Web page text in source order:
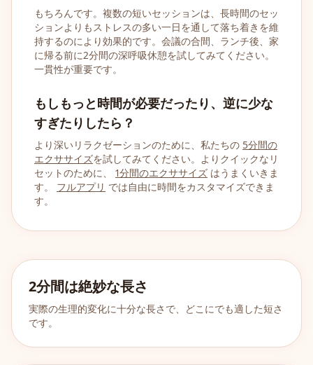
もちろんです。複数の短いセッションは、長時間のセッ
ションよりもストレスの多い一日を通して落ち着きを維
持するのにより効果的です。会議の合間、ランチ後、家
に帰る前に2分間の深呼吸休憩を試してみてください。
一貫性が重要です。
もしもっと時間が必要だったり、逆に少な
すぎたりしたら？
より深いリラクゼーションのために、私たちの 5分間の
エクササイズを試してみてください。よりクイックなリ
セットのために、 1分間のエクササイズ はうまくいきま
す。 フルアプリ では自由に時間をカスタマイズできま
す。
2分間は絶妙な長さ
実際の生理的変化に十分な長さで、どこにでも適した短さ
です。